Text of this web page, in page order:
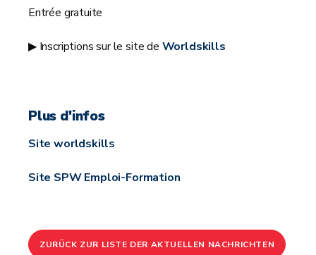
Entrée gratuite
▶ Inscriptions sur le site de Worldskills
Plus d'infos
Site worldskills
Site SPW Emploi-Formation
ZURÜCK ZUR LISTE DER AKTUELLEN NACHRICHTEN